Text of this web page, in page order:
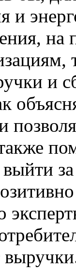
и
на
и
выйти